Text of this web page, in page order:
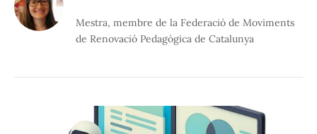
Mestra, membre de la Federació de Moviments
de Renovació Pedagògica de Catalunya